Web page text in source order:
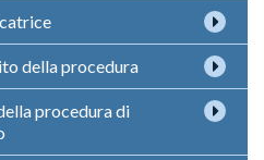
della procedura
procedura di